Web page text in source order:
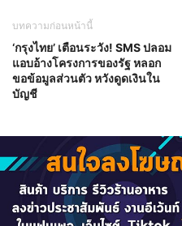
บทความก่อนหน้านี้
‘กรุงไทย’ เตือนระวัง! SMS ปลอม
แอบอ้างโครงการของรัฐ หลอก
ขอข้อมูลส่วนตัว หวังดูดเงินใน
บัญชี